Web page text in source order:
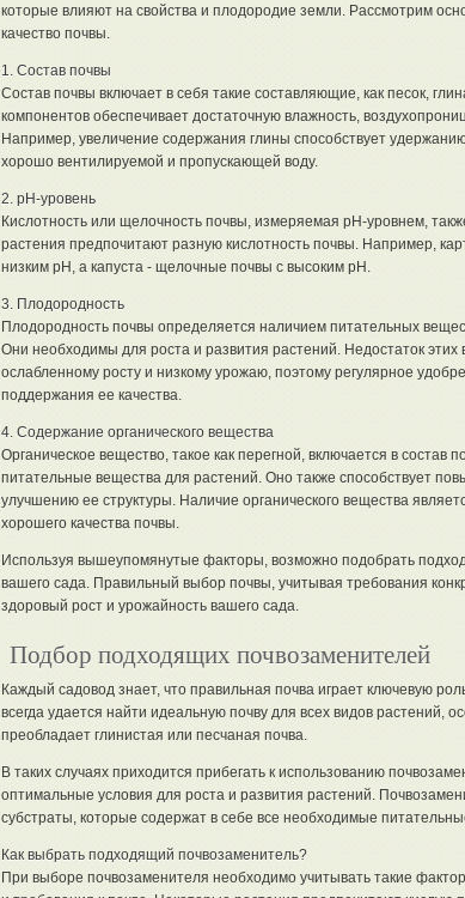
которые влияют на свойства и плодородие земли. Рассмотрим
качество почвы.
1. Состав почвы
Состав почвы включает в себя такие составляющие, как песок,
компонентов обеспечивает достаточную влажность,
Например, увеличение содержания глины способствует удержанию
хорошо вентилируемой и пропускающей воду.
2. pH-уровень
Кислотность или щелочность почвы, измеряемая pH-уровнем,
растения предпочитают разную кислотность почвы. Например,
низким pH, а капуста - щелочные почвы с высоким pH.
3. Плодородность
Плодородность почвы определяется наличием питательных
Они необходимы для роста и развития растений. Недостаток этих
ослабленному росту и низкому урожаю, поэтому регулярное
поддержания ее качества.
4. Содержание органического вещества
Органическое вещество, такое как перегной, включается в состав
питательные вещества для растений. Оно также способствует
улучшению ее структуры. Наличие органического вещества
хорошего качества почвы.
Используя вышеупомянутые факторы, возможно подобрать
вашего сада. Правильный выбор почвы, учитывая требования
здоровый рост и урожайность вашего сада.
Подбор подходящих почвозаменителей
Каждый садовод знает, что правильная почва играет ключевую
всегда удается найти идеальную почву для всех видов растений,
преобладает глинистая или песчаная почва.
В таких случаях приходится прибегать к использованию
оптимальные условия для роста и развития растений.
субстраты, которые содержат в себе все необходимые
Как выбрать подходящий почвозаменитель?
При выборе почвозаменителя необходимо учитывать такие